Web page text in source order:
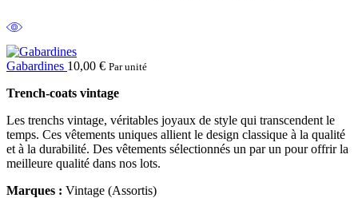
Gabardines 10,00 € Par unité
Trench-coats vintage
Les trenchs vintage, véritables joyaux de style qui transcendent le
temps. Ces vêtements uniques allient le design classique à la qualité
et à la durabilité. Des vêtements sélectionnés un par un pour offrir la
meilleure qualité dans nos lots.
Marques : Vintage (Assortis)